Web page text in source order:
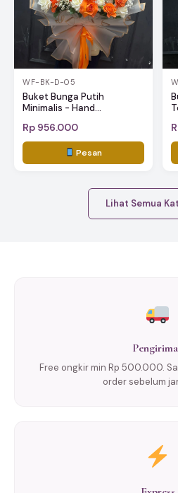
WF-BK-D-05
Buket Bunga Putih
Minimalis - Hand...
Rp 956.000
Pesan
Lihat Semua
Free ongkir min Rp 500.000.
order sebelum